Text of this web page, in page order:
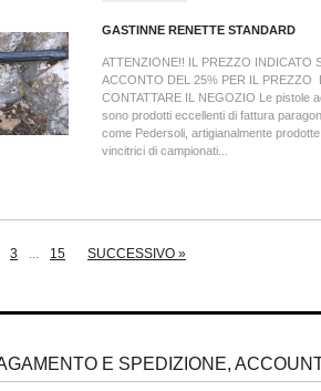
GASTINNE RENETTE STANDARD
ATTENZIONE!! IL PREZZO INDICATO
ACCONTO DEL 25% PER IL PREZZO
CONTATTARE IL NEGOZIO Le pistole
sono prodotti eccellenti di fattura
come Pedersoli, artigianalmente
vincitrici di campionati...
3 ... 15 SUCCESSIVO »
E SPEDIZIONE,